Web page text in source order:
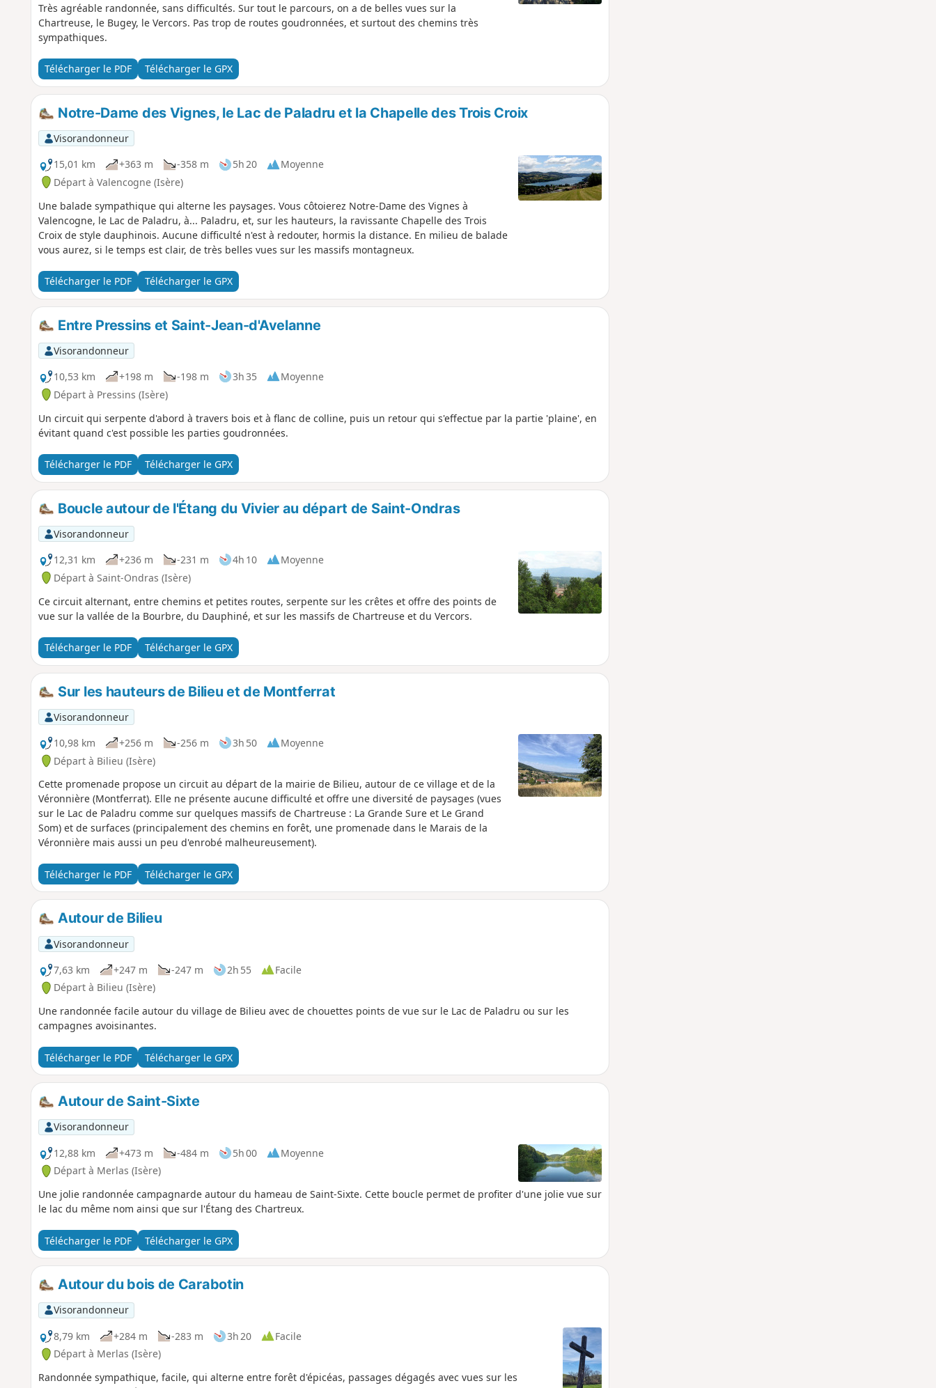
Très agréable randonnée, sans difficultés. Sur tout le parcours, on a de belles vues sur la
Chartreuse, le Bugey, le Vercors. Pas trop de routes goudronnées, et surtout des chemins très
sympathiques.
Télécharger le PDF Télécharger le GPX
Notre-Dame des Vignes, le Lac de Paladru et la Chapelle des Trois Croix
Visorandonneur
15,01 km
+363 m -358 m 5h 20
Moyenne
Départ à Valencogne (Isère)
Une balade sympathique qui alterne les paysages. Vous côtoierez Notre-Dame des Vignes à
Valencogne, le Lac de Paladru, à... Paladru, et, sur les hauteurs, la ravissante Chapelle des Trois
Croix de style dauphinois. Aucune difficulté n'est à redouter, hormis la distance. En milieu de balade
vous aurez, si le temps est clair, de très belles vues sur les massifs montagneux.
Télécharger le PDF Télécharger le GPX
Entre Pressins et Saint-Jean-d'Avelanne
Visorandonneur
10,53 km
+198 m -198 m 3h 35
Moyenne
Départ à Pressins (Isère)
Un circuit qui serpente d'abord à travers bois et à flanc de colline, puis un retour qui s'effectue par la partie 'plaine', en
évitant quand c'est possible les parties goudronnées.
Télécharger le PDF Télécharger le GPX
Boucle autour de l'Étang du Vivier au départ de Saint-Ondras
Visorandonneur
12,31 km
+236 m -231 m 4h 10
Moyenne
Départ à Saint-Ondras (Isère)
Ce circuit alternant, entre chemins et petites routes, serpente sur les crêtes et offre des points de
vue sur la vallée de la Bourbre, du Dauphiné, et sur les massifs de Chartreuse et du Vercors.
Télécharger le PDF Télécharger le GPX
Sur les hauteurs de Bilieu et de Montferrat
Visorandonneur
10,98 km
+256 m -256 m 3h 50
Moyenne
Départ à Bilieu (Isère)
Cette promenade propose un circuit au départ de la mairie de Bilieu, autour de ce village et de la
Véronnière (Montferrat). Elle ne présente aucune difficulté et offre une diversité de paysages (vues
sur le Lac de Paladru comme sur quelques massifs de Chartreuse : La Grande Sure et Le Grand
Som) et de surfaces (principalement des chemins en forêt, une promenade dans le Marais de la
Véronnière mais aussi un peu d'enrobé malheureusement).
Télécharger le PDF Télécharger le GPX
Autour de Bilieu
Visorandonneur
7,63 km
+247 m -247 m 2h 55
Facile
Départ à Bilieu (Isère)
Une randonnée facile autour du village de Bilieu avec de chouettes points de vue sur le Lac de Paladru ou sur les
campagnes avoisinantes.
Télécharger le PDF Télécharger le GPX
Autour de Saint-Sixte
Visorandonneur
12,88 km
+473 m -484 m 5h 00
Moyenne
Départ à Merlas (Isère)
Une jolie randonnée campagnarde autour du hameau de Saint-Sixte. Cette boucle permet de profiter d'une jolie vue sur
le lac du même nom ainsi que sur l'Étang des Chartreux.
Télécharger le PDF Télécharger le GPX
Autour du bois de Carabotin
Visorandonneur
8,79 km
+284 m -283 m 3h 20
Facile
Départ à Merlas (Isère)
Randonnée sympathique, facile, qui alterne entre forêt d'épicéas, passages dégagés avec vues sur les